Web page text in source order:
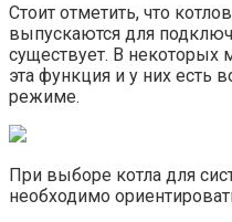
Стоит отметить, что
выпускаются для
существует. В некоторых
эта функция и у них есть
режиме.
При выборе котла для
необходимо